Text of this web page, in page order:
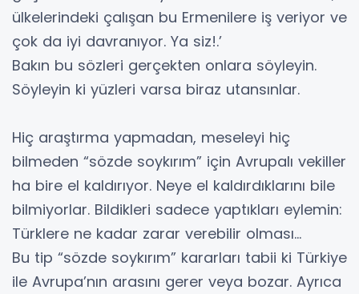
ülkelerindeki çalışan bu Ermenilere iş veriyor ve
çok da iyi davranıyor. Ya siz!.’
Bakın bu sözleri gerçekten onlara söyleyin.
Söyleyin ki yüzleri varsa biraz utansınlar.
Hiç araştırma yapmadan, meseleyi hiç
bilmeden “sözde soykırım” için Avrupalı vekiller
ha bire el kaldırıyor. Neye el kaldırdıklarını bile
bilmiyorlar. Bildikleri sadece yaptıkları eylemin:
Türklere ne kadar zarar verebilir olması…
Bu tip “sözde soykırım” kararları tabii ki Türkiye
ile Avrupa’nın arasını gerer veya bozar. Ayrıca